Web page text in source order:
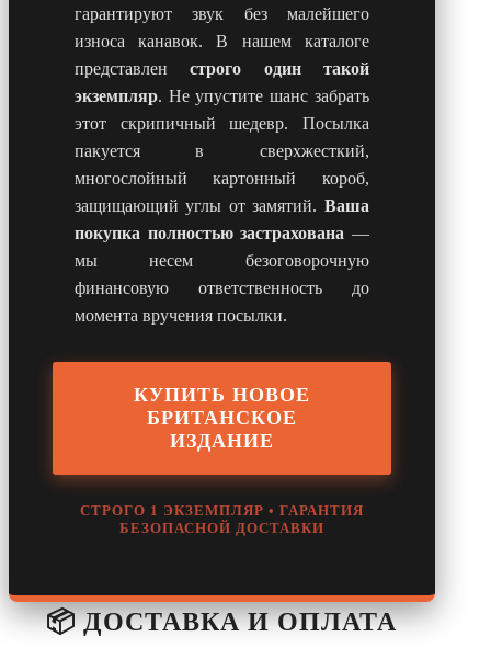
гарантируют звук без малейшего
износа канавок. В нашем каталоге
представленстрого один такой
экземпляр. Не упустите шанс забрать
этот скрипичный шедевр. Посылка
пакуется в сверхжесткий,
многослойный картонный короб,
защищающий углы от замятий. Ваша
покупка полностью застрахована —
мы несем безоговорочную
финансовую ответственность до
момента вручения посылки.
КУПИТЬ НОВОЕ
БРИТАНСКОЕ
ИЗДАНИЕ
СТРОГО 1 ЭКЗЕМПЛЯР • ГАРАНТИЯ
БЕЗОПАСНОЙ ДОСТАВКИ
📦 ДОСТАВКА И ОПЛАТА